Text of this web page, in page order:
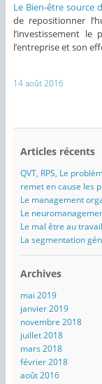
Le Bien-être source
de repositionner
l’investissement
l’entreprise et son
14 août 2016
Articles récents
QVT, RPS, Le
remet en cause les
Le management
Le
Le mal être au
La segmentation
Archives
mai 2019
janvier 2019
novembre 2018
juillet 2018
mars 2018
février 2018
août 2016